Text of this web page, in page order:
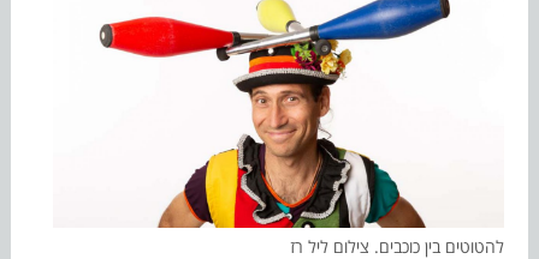
להטוטים בין כוכבים. צילום ליל רז